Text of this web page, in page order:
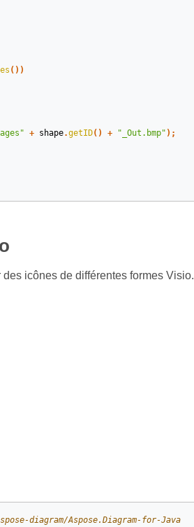
())
+ shape.getID() + "_Out.bmp" );
icônes de différentes formes Visio.
diagram/Aspose.Diagram-for-Java